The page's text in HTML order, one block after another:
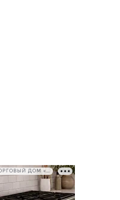
РЕКЛАМА • ООО СТРОИТЕЛЬНЫЙ ТОРГОВЫЙ ДОМ «ПЕТРОВИЧ», ИНН 7802348846